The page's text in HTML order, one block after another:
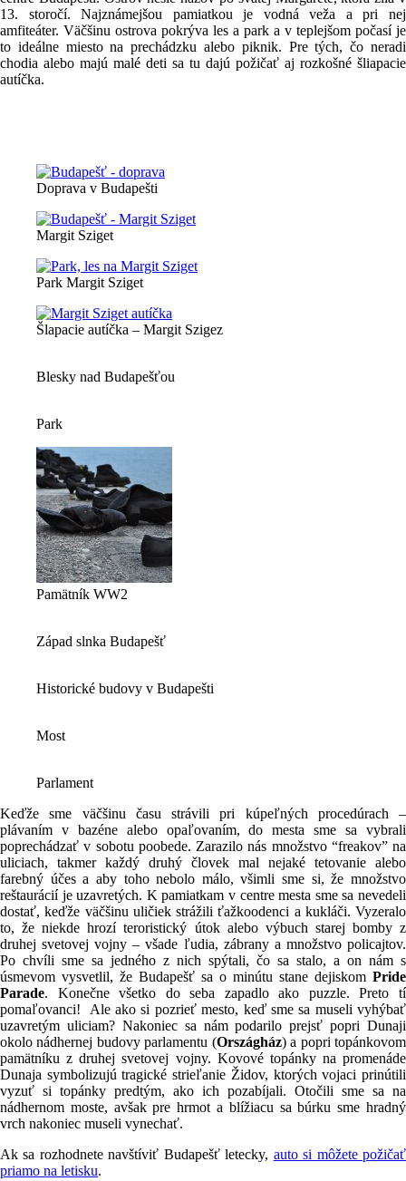
13. storočí. Najznámejšou pamiatkou je vodná veža a pri nej
amfiteáter. Väčšinu ostrova pokrýva les a park a v teplejšom počasí je
to ideálne miesto na prechádzku alebo piknik. Pre tých, čo neradi
chodia alebo majú malé deti sa tu dajú požičať aj rozkošné šliapacie
autíčka.
Doprava v Budapešti
Margit Sziget
Park Margit Sziget
Šlapacie autíčka – Margit Szigez
Blesky nad Budapešťou
Park
Pamätník WW2
Západ slnka Budapešť
Historické budovy v Budapešti
Most
Parlament
Keďže sme väčšinu času strávili pri kúpeľných procedúrach –
plávaním v bazéne alebo opaľovaním, do mesta sme sa vybrali
poprechádzať v sobotu poobede. Zarazilo nás množstvo “freakov” na
uliciach, takmer každý druhý človek mal nejaké tetovanie alebo
farebný účes a aby toho nebolo málo, všimli sme si, že množstvo
reštaurácií je uzavretých. K pamiatkam v centre mesta sme sa nevedeli
dostať, keďže väčšinu uličiek strážili ťažkoodenci a kukláči. Vyzeralo
to, že niekde hrozí teroristický útok alebo výbuch starej bomby z
druhej svetovej vojny – všade ľudia, zábrany a množstvo policajtov.
Po chvíli sme sa jedného z nich spýtali, čo sa stalo, a on nám s
úsmevom vysvetlil, že Budapešť sa o minútu stane dejiskom Pride
Parade. Konečne všetko do seba zapadlo ako puzzle. Preto tí
pomaľovanci! Ale ako si pozrieť mesto, keď sme sa museli vyhýbať
uzavretým uliciam? Nakoniec sa nám podarilo prejsť popri Dunaji
okolo nádhernej budovy parlamentu (Országház) a popri topánkovom
pamätníku z druhej svetovej vojny. Kovové topánky na promenáde
Dunaja symbolizujú tragické strieľanie Židov, ktorých vojaci prinútili
vyzuť si topánky predtým, ako ich pozabíjali. Otočili sme sa na
nádhernom moste, avšak pre hrmot a blížiacu sa búrku sme hradný
vrch nakoniec museli vynechať.
Ak sa rozhodnete navštíviť Budapešť letecky, auto si môžete požičať
priamo na letisku.